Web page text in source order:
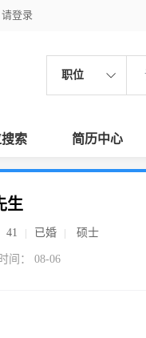
请登录
职位
索 简历中心
生
41 已婚 硕士
间： 08-06